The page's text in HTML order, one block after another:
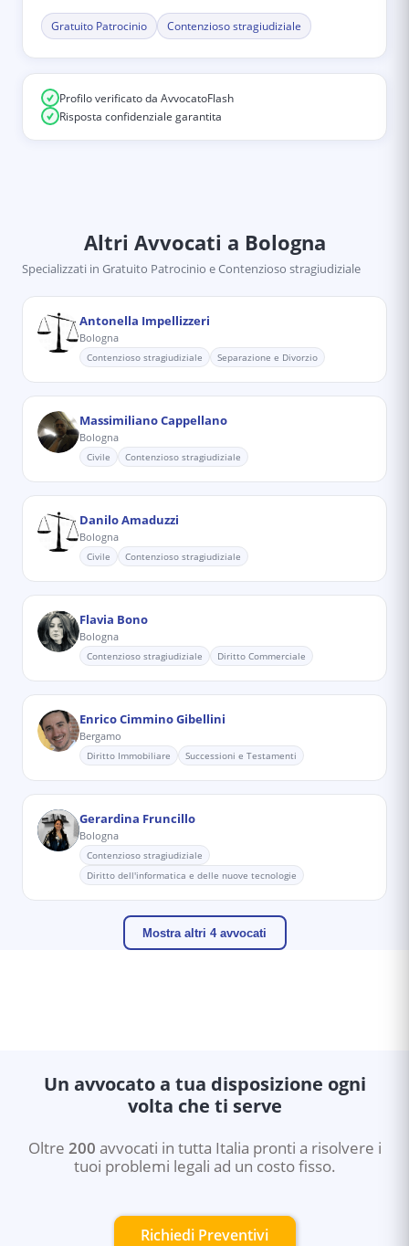
Gratuito Patrocinio Contenzioso stragiudiziale
Profilo verificato da AvvocatoFlash
Risposta confidenziale garantita
Altri Avvocati a Bologna
Specializzati in Gratuito Patrocinio e Contenzioso stragiudiziale
Antonella Impellizzeri
Bologna
Contenzioso stragiudiziale Separazione e Divorzio
Massimiliano Cappellano
Bologna
Civile Contenzioso stragiudiziale
Danilo Amaduzzi
Bologna
Civile Contenzioso stragiudiziale
Flavia Bono
Bologna
Contenzioso stragiudiziale Diritto Commerciale
Enrico Cimmino Gibellini
Bergamo
Diritto Immobiliare Successioni e Testamenti
Gerardina Fruncillo
Bologna
Contenzioso stragiudiziale
Diritto dell'informatica e delle nuove tecnologie
Mostra altri 4 avvocati
Un avvocato a tua disposizione ogni
volta che ti serve
Oltre 200 avvocati in tutta Italia pronti a risolvere i
tuoi problemi legali ad un costo fisso.
Richiedi Preventivi